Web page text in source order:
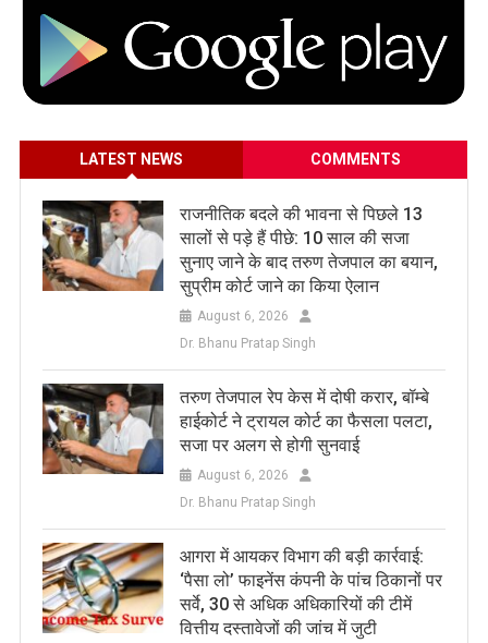
LATEST NEWS COMMENTS
राजनीतिक बदले की भावना से पिछले 13
सालों से पड़े हैं पीछे: 10 साल की सजा
सुनाए जाने के बाद तरुण तेजपाल का बयान,
सुप्रीम कोर्ट जाने का किया ऐलान
August 6, 2026
Dr. Bhanu Pratap Singh
तरुण तेजपाल रेप केस में दोषी करार, बॉम्बे
हाईकोर्ट ने ट्रायल कोर्ट का फैसला पलटा,
सजा पर अलग से होगी सुनवाई
August 6, 2026
Dr. Bhanu Pratap Singh
आगरा में आयकर विभाग की बड़ी कार्रवाई:
‘पैसा लो’ फाइनेंस कंपनी के पांच ठिकानों पर
सर्वे, 30 से अधिक अधिकारियों की टीमें
वित्तीय दस्तावेजों की जांच में जुटी